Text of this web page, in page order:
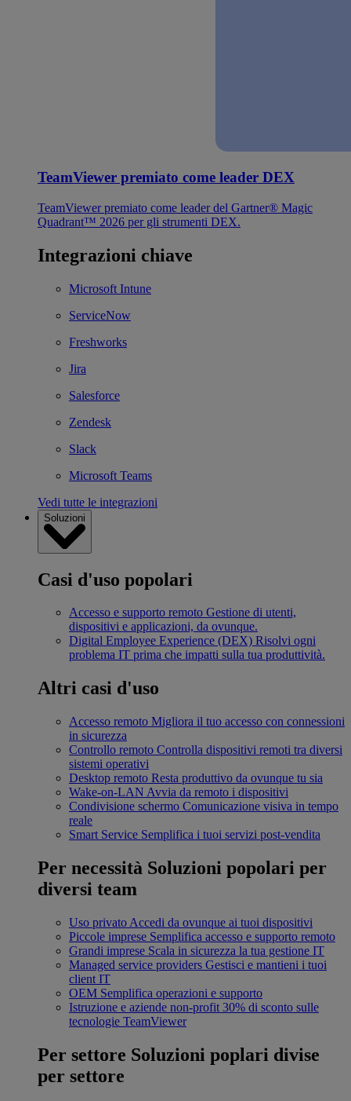
TeamViewer premiato come leader DEX
TeamViewer premiato come leader del Gartner® Magic
Quadrant™ 2026 per gli strumenti DEX.
Integrazioni chiave
Microsoft Intune
ServiceNow
Freshworks
Jira
Salesforce
Zendesk
Slack
Microsoft Teams
Vedi tutte le integrazioni
Soluzioni
Casi d'uso popolari
Accesso e supporto remoto Gestione di utenti,
dispositivi e applicazioni, da ovunque.
Digital Employee Experience (DEX) Risolvi ogni
problema IT prima che impatti sulla tua produttività.
Altri casi d'uso
Accesso remoto Migliora il tuo accesso con connessioni
in sicurezza
Controllo remoto Controlla dispositivi remoti tra diversi
sistemi operativi
Desktop remoto Resta produttivo da ovunque tu sia
Wake-on-LAN Avvia da remoto i dispositivi
Condivisione schermo Comunicazione visiva in tempo
reale
Smart Service Semplifica i tuoi servizi post-vendita
Per necessità Soluzioni popolari per
diversi team
Uso privato Accedi da ovunque ai tuoi dispositivi
Piccole imprese Semplifica accesso e supporto remoto
Grandi imprese Scala in sicurezza la tua gestione IT
Managed service providers Gestisci e mantieni i tuoi
client IT
OEM Semplifica operazioni e supporto
Istruzione e aziende non-profit 30% di sconto sulle
tecnologie TeamViewer
Per settore Soluzioni poplari divise
per settore